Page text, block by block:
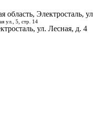
Электросталь,
ул., 5, стр. 14
ул. Лесная, д. 4